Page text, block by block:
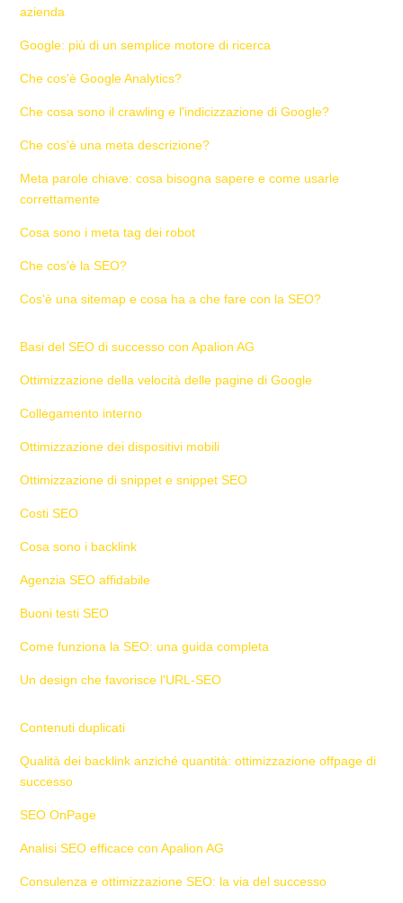
Contenuti duplicati
Qualità dei backlink anziché quantità: ottimizzazione offpage di
successo
SEO OnPage
Analisi SEO efficace con Apalion AG
Consulenza e ottimizzazione SEO: la via del successo
Basi del SEO di successo con Apalion AG
Ottimizzazione della velocità delle pagine di Google
Collegamento interno
Ottimizzazione dei dispositivi mobili
Ottimizzazione di snippet e snippet SEO
Costi SEO
Cosa sono i backlink
Agenzia SEO affidabile
Buoni testi SEO
Come funziona la SEO: una guida completa
Un design che favorisce l'URL-SEO
azienda
Google: più di un semplice motore di ricerca
Che cos'è Google Analytics?
Che cosa sono il crawling e l'indicizzazione di Google?
Che cos'è una meta descrizione?
Meta parole chiave: cosa bisogna sapere e come usarle
correttamente
Cosa sono i meta tag dei robot
Che cos'è la SEO?
Cos'è una sitemap e cosa ha a che fare con la SEO?